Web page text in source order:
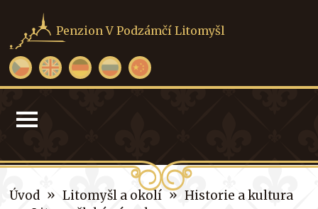
Penzion V Podzámčí Litomyšl
Úvod » Litomyšl a okolí » Historie a kultura